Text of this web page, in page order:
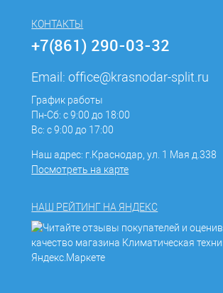
КОНТАКТЫ
+7(861) 290-03-32
Email:office@krasnodar-split.ru
График работы
Пн-Сб: с 9:00 до 18:00
Вс: с 9:00 до 17:00
Наш адрес: г.Краснодар, ул. 1 Мая д.338
Посмотреть на карте
НАШ РЕЙТИНГ НА ЯНДЕКС